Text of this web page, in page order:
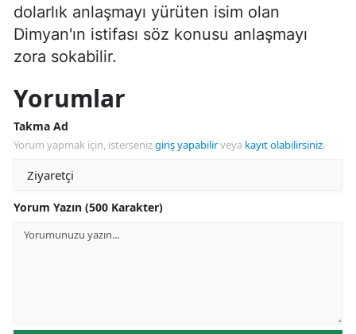
dolarlık anlaşmayı yürüten isim olan
Dimyan'ın istifası söz konusu anlaşmayı
zora sokabilir.
Yorumlar
Takma Ad
Yorum yapmak için, istersenizgiriş yapabilirveya kayıt olabilirsiniz.
Yorum Yazın (500 Karakter)